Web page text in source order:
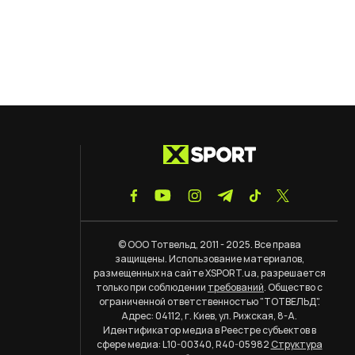
© ООО Тотвельд, 2011 - 2025. Все права
защищены. Использование материалов,
размещенных на сайте XSPORT.ua, разрешается
только при соблюдении требований. Общество с
ограниченной ответственностью "ТОТВЕЛЬД".
Адрес: 04112, г. Киев, ул. Рижская, 8-А.
Идентификатор медиа в Реестре субъектов в
сфере медиа: L10-00340, R40-05982Структура